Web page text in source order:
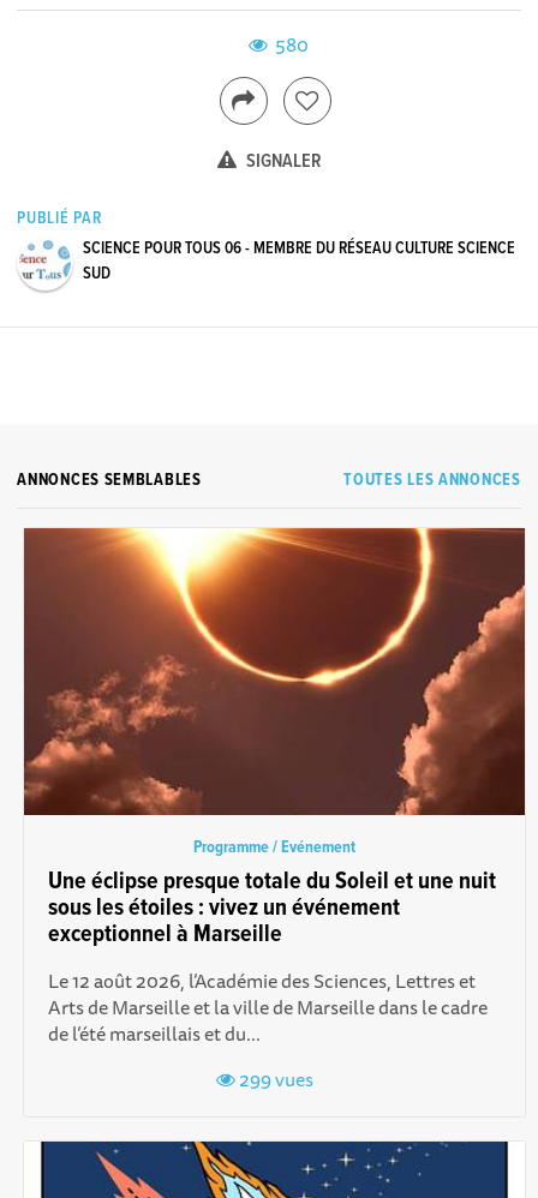
580
SIGNALER
PUBLIÉ PAR
SCIENCE POUR TOUS 06 - MEMBRE DU RÉSEAU CULTURE SCIENCE
SUD
TOUTES LES ANNONCES
ANNONCES SEMBLABLES
Programme / Evénement
Une éclipse presque totale du Soleil et une nuit
sous les étoiles : vivez un événement
exceptionnel à Marseille
Le 12 août 2026, l’Académie des Sciences, Lettres et
Arts de Marseille et la ville de Marseille dans le cadre
de l’été marseillais et du...
299 vues